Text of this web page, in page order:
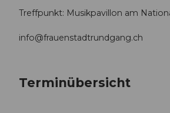
Treffpunkt: Musikpavillon am
info@frauenstadtrundgang.ch
Terminübersicht